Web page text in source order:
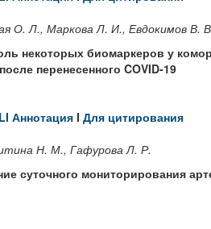
О. Л., Маркова Л. И., Евдокимов В.
некоторых биомаркеров у
перенесенного COVID-19
I Аннотация I Для цитирования
Н. М., Гафурова Л. Р.
суточного мониторирования